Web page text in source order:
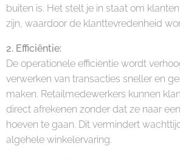
buiten is. Het stelt je in staat om
zijn, waardoor de klanttevredenheid
2. Efficiëntie:
De operationele efficiëntie wordt
verwerken van transacties sneller en
maken. Retailmedewerkers kunnen
direct afrekenen zonder dat ze naar
hoeven te gaan. Dit vermindert
algehele winkelervaring.